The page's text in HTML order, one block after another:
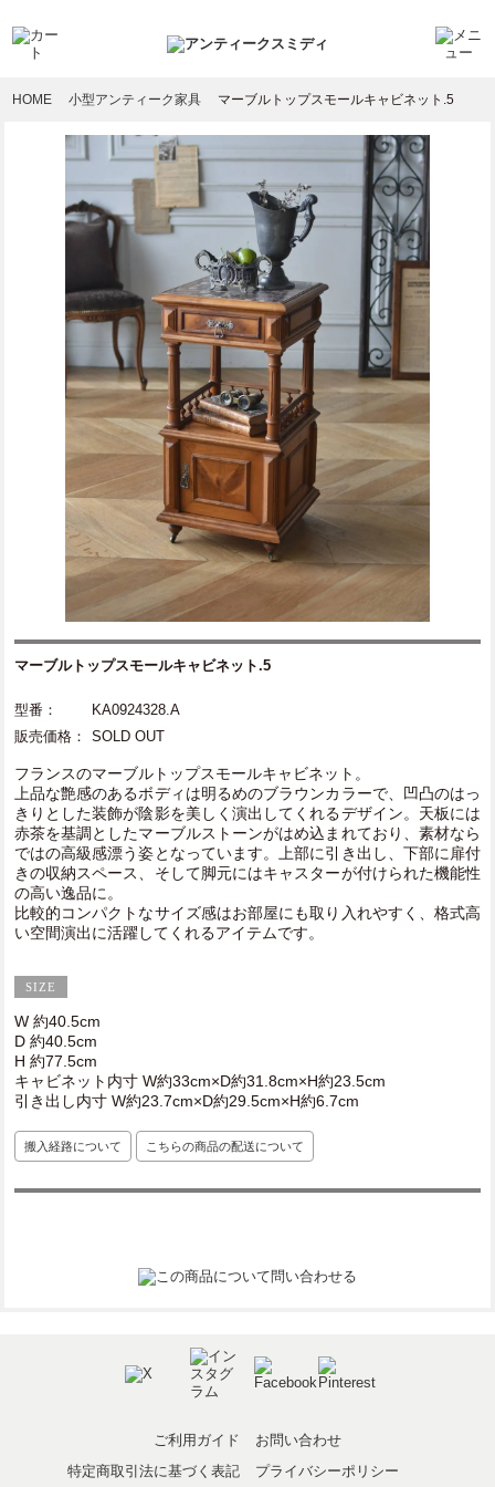
HOME 小型アンティーク家具 マーブルトップスモールキャビネット.5
マーブルトップスモールキャビネット.5
型番：
KA0924328.A
販売価格：
SOLD OUT
フランスのマーブルトップスモールキャビネット。
上品な艶感のあるボディは明るめのブラウンカラーで、凹凸のはっ
きりとした装飾が陰影を美しく演出してくれるデザイン。天板には
赤茶を基調としたマーブルストーンがはめ込まれており、素材なら
ではの高級感漂う姿となっています。上部に引き出し、下部に扉付
きの収納スペース、そして脚元にはキャスターが付けられた機能性
の高い逸品に。
比較的コンパクトなサイズ感はお部屋にも取り入れやすく、格式高
い空間演出に活躍してくれるアイテムです。
W 約40.5cm
D 約40.5cm
H 約77.5cm
キャビネット内寸 W約33cm×D約31.8cm×H約23.5cm
引き出し内寸 W約23.7cm×D約29.5cm×H約6.7cm
搬入経路について こちらの商品の配送について
ご利用ガイド
お問い合わせ
特定商取引法に基づく表記
プライバシーポリシー